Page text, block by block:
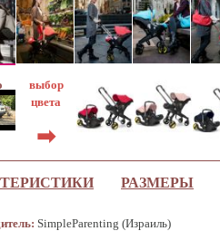
выбор
цвета
➡
РАЗМЕРЫ
SimpleParenting (Израиль)